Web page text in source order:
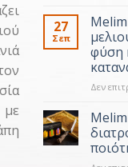
27
Σεπ
φύση
Δεν